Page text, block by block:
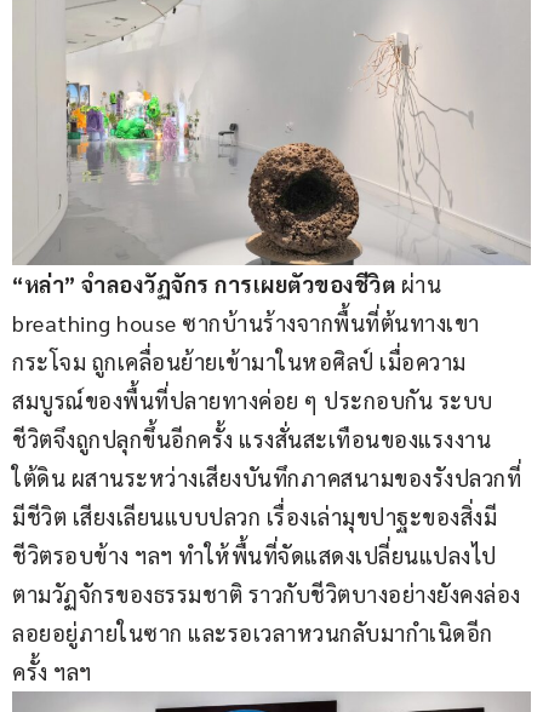
“หล่า” จำลองวัฏจักร การเผยตัวของชีวิต ผ่าน
breathing house ซากบ้านร้างจากพื้นที่ต้นทางเขา
กระโจม ถูกเคลื่อนย้ายเข้ามาในหอศิลป์ เมื่อความ
สมบูรณ์ของพื้นที่ปลายทางค่อย ๆ ประกอบกัน ระบบ
ชีวิตจึงถูกปลุกขึ้นอีกครั้ง แรงสั่นสะเทือนของแรงงาน
ใต้ดิน ผสานระหว่างเสียงบันทึกภาคสนามของรังปลวกที่
มีชีวิต เสียงเลียนแบบปลวก เรื่องเล่ามุขปาฐะของสิ่งมี
ชีวิตรอบข้าง ฯลฯ ทำให้พื้นที่จัดแสดงเปลี่ยนแปลงไป
ตามวัฏจักรของธรรมชาติ ราวกับชีวิตบางอย่างยังคงล่อง
ลอยอยู่ภายในซาก และรอเวลาหวนกลับมากำเนิดอีก
ครั้ง ฯลฯ